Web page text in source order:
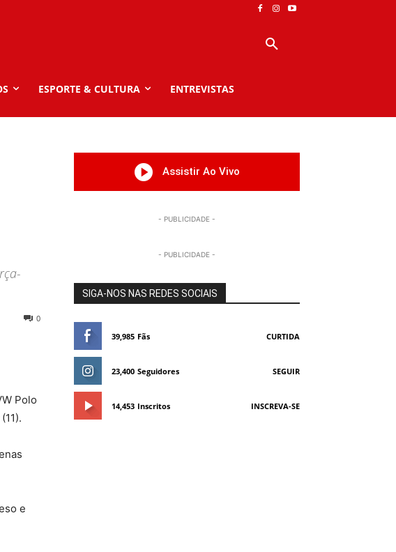
ESPORTE & CULTURA ENTREVISTAS
0
Polo
e
Assistir Ao Vivo
- PUBLICIDADE -
- PUBLICIDADE -
SIGA-NOS NAS REDES SOCIAIS
39,985 Fãs CURTIDA
23,400 Seguidores SEGUIR
14,453 Inscritos INSCREVA-SE